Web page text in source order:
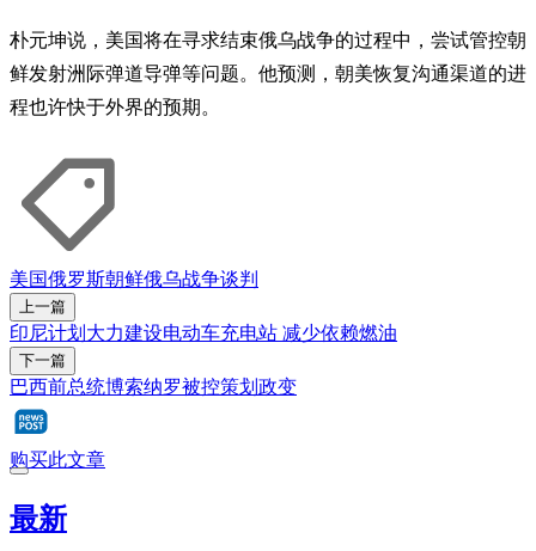
朴元坤说，美国将在寻求结束俄乌战争的过程中，尝试管控朝
鲜发射洲际弹道导弹等问题。他预测，朝美恢复沟通渠道的进
程也许快于外界的预期。
美国俄罗斯朝鲜俄乌战争谈判
上一篇
印尼计划大力建设电动车充电站 减少依赖燃油
下一篇
巴西前总统博索纳罗被控策划政变
购买此文章
最新